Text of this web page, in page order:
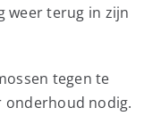
weer terug in zijn
tegen te
onderhoud nodig.